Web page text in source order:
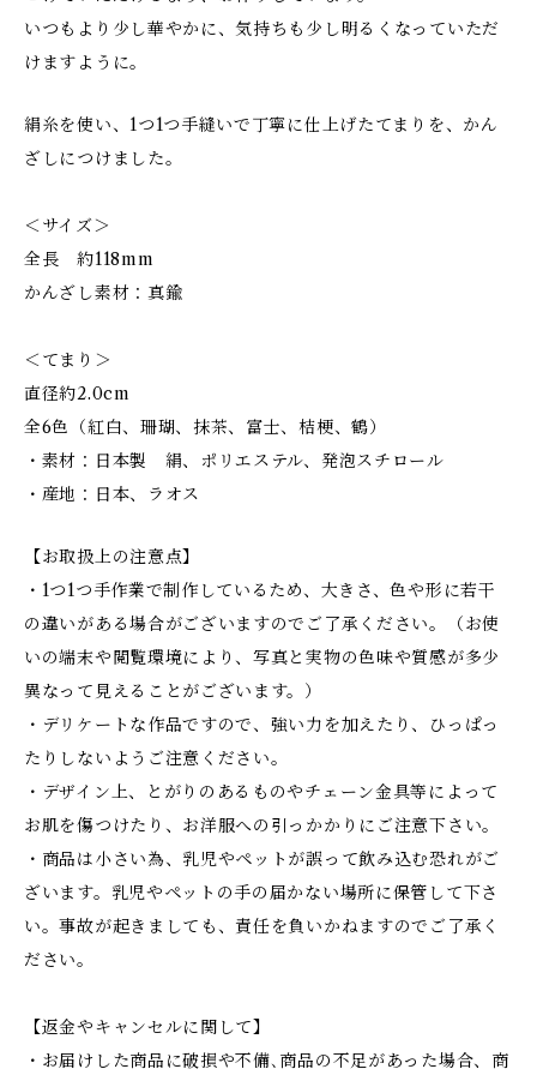
いつもより少し華やかに、気持ちも少し明るくなっていただ
けますように。
絹糸を使い、1つ1つ手縫いで丁寧に仕上げたてまりを、かん
ざしにつけました。
＜サイズ＞
全長 約118mm
かんざし素材：真鍮
＜てまり＞
直径約2.0cm
全6色（紅白、珊瑚、抹茶、富士、桔梗、鶴）
・素材：日本製 絹、ポリエステル、発泡スチロール
・産地：日本、ラオス
【お取扱上の注意点】
・1つ1つ手作業で制作しているため、大きさ、色や形に若干
の違いがある場合がございますのでご了承ください。（お使
いの端末や閲覧環境により、写真と実物の色味や質感が多少
異なって見えることがございます。）
・デリケートな作品ですので、強い力を加えたり、ひっぱっ
たりしないようご注意ください。
・デザイン上、とがりのあるものやチェーン金具等によって
お肌を傷つけたり、お洋服への引っかかりにご注意下さい。
・商品は小さい為、乳児やペットが誤って飲み込む恐れがご
ざいます。乳児やペットの手の届かない場所に保管して下さ
い。事故が起きましても、責任を負いかねますのでご了承く
ださい。
【返金やキャンセルに関して】
・お届けした商品に破損や不備､商品の不足があった場合、商